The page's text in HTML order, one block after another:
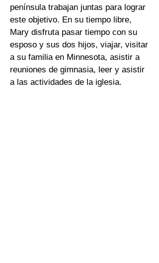
península trabajan juntas para lograr
este objetivo. En su tiempo libre,
Mary disfruta pasar tiempo con su
esposo y sus dos hijos, viajar, visitar
a su familia en Minnesota, asistir a
reuniones de gimnasia, leer y asistir
a las actividades de la iglesia.